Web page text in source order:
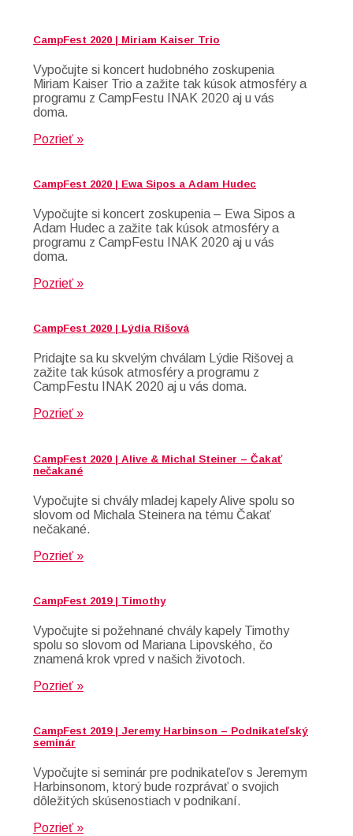
CampFest 2020 | Miriam Kaiser Trio
Vypočujte si koncert hudobného zoskupenia
Miriam Kaiser Trio a zažite tak kúsok atmosféry a
programu z CampFestu INAK 2020 aj u vás
doma.
Pozrieť »
CampFest 2020 | Ewa Sipos a Adam Hudec
Vypočujte si koncert zoskupenia – Ewa Sipos a
Adam Hudec a zažite tak kúsok atmosféry a
programu z CampFestu INAK 2020 aj u vás
doma.
Pozrieť »
CampFest 2020 | Lýdia Rišová
Pridajte sa ku skvelým chválam Lýdie Rišovej a
zažite tak kúsok atmosféry a programu z
CampFestu INAK 2020 aj u vás doma.
Pozrieť »
CampFest 2020 | Alive & Michal Steiner – Čakať
nečakané
Vypočujte si chvály mladej kapely Alive spolu so
slovom od Michala Steinera na tému Čakať
nečakané.
Pozrieť »
CampFest 2019 | Timothy
Vypočujte si požehnané chvály kapely Timothy
spolu so slovom od Mariana Lipovského, čo
znamená krok vpred v našich životoch.
Pozrieť »
CampFest 2019 | Jeremy Harbinson – Podnikateľský
seminár
Vypočujte si seminár pre podnikateľov s Jeremym
Harbinsonom, ktorý bude rozprávať o svojich
dôležitých skúsenostiach v podnikaní.
Pozrieť »